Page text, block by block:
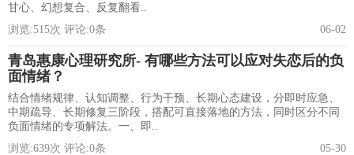
甘心、幻想复合、反复翻看..
浏览:515次 评论:0条 06-02
青岛惠康心理研究所- 有哪些方法可以应对失恋后的负
面情绪？
结合情绪规律、认知调整、行为干预、长期心态建设，分即时应急、
中期疏导、长期修复三阶段，搭配可直接落地的方法，同时区分不同
负面情绪的专项解法。一、即..
浏览:639次 评论:0条 05-30